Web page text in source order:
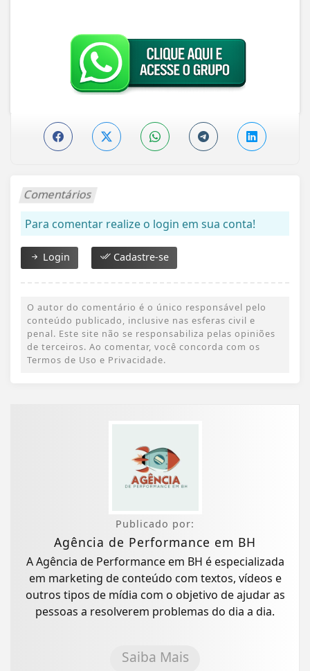
Comentários
Para comentar realize o login em sua conta!
Login Cadastre-se
O autor do comentário é o único responsável pelo
conteúdo publicado, inclusive nas esferas civil e
penal. Este site não se responsabiliza pelas opiniões
de terceiros. Ao comentar, você concorda com os
Termos de Uso e Privacidade.
Publicado por:
Agência de Performance em BH
A Agência de Performance em BH é especializada
em marketing de conteúdo com textos, vídeos e
outros tipos de mídia com o objetivo de ajudar as
pessoas a resolverem problemas do dia a dia.
Saiba Mais